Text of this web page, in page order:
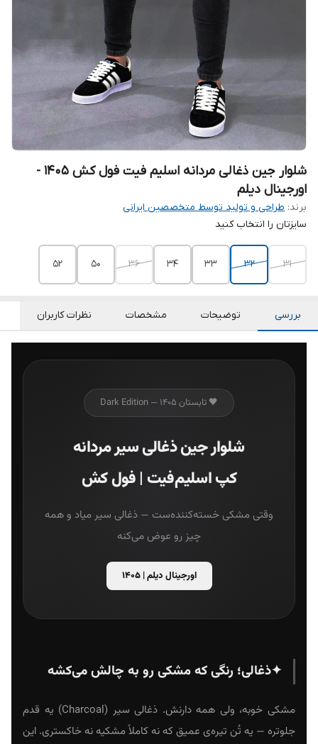
شلوار جین ذغالی مردانه اسلیم فیت فول کش 1405 -
اورجینال دیلم
برند: طراحی و تولید توسط متخصصین ایرانی
سایزتان را انتخاب کنید
31
32
33
34
36
50
52
بررسی توضیحات مشخصات نظرات کاربران
🖤 تابستان ۱۴۰۵ — Dark Edition
شلوار جین ذغالی سیر مردانه
کپ اسلیم‌فیت | فول کش
وقتی مشکی خسته‌کننده‌ست — ذغالی سیر میاد و همه
چیز رو عوض می‌کنه
اورجینال دیلم | ۱۴۰۵
✦ذغالی؛ رنگی که مشکی رو به چالش می‌کشه
مشکی خوبه، ولی همه دارنش. ذغالی سیر (Charcoal) یه قدم
جلوتره — یه تُن تیره‌ی عمیق که نه کاملاً مشکیه نه خاکستری. این